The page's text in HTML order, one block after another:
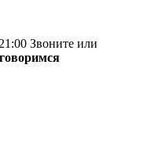
Звоните или